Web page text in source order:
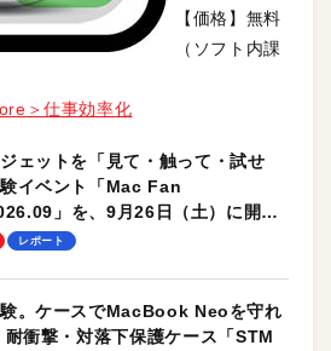
【価格】無料
（ソフト内課
＞仕事効率化
ェットを「見て・触って・試せ
イベント「Mac Fan
」を、9月26日（土）に開催
レポート
。ケースでMacBook Neoを守れ
耐衝撃・対落下保護ケース「STM